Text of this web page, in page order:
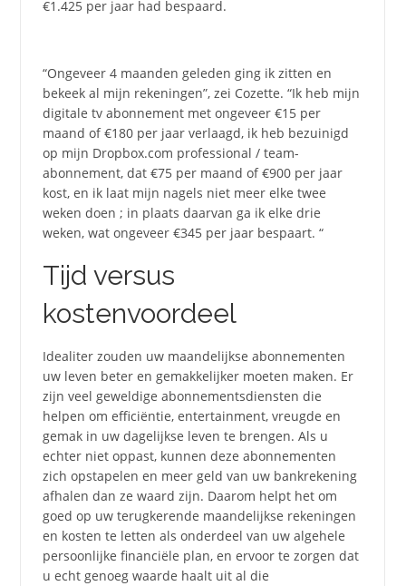
€1.425 per jaar had bespaard.
“Ongeveer 4 maanden geleden ging ik zitten en
bekeek al mijn rekeningen”, zei Cozette. “Ik heb mijn
digitale tv abonnement met ongeveer €15 per
maand of €180 per jaar verlaagd, ik heb bezuinigd
op mijn Dropbox.com professional / team-
abonnement, dat €75 per maand of €900 per jaar
kost, en ik laat mijn nagels niet meer elke twee
weken doen ; in plaats daarvan ga ik elke drie
weken, wat ongeveer €345 per jaar bespaart. “
Tijd versus
kostenvoordeel
Idealiter zouden uw maandelijkse abonnementen
uw leven beter en gemakkelijker moeten maken. Er
zijn veel geweldige abonnementsdiensten die
helpen om efficiëntie, entertainment, vreugde en
gemak in uw dagelijkse leven te brengen. Als u
echter niet oppast, kunnen deze abonnementen
zich opstapelen en meer geld van uw bankrekening
afhalen dan ze waard zijn. Daarom helpt het om
goed op uw terugkerende maandelijkse rekeningen
en kosten te letten als onderdeel van uw algehele
persoonlijke financiële plan, en ervoor te zorgen dat
u echt genoeg waarde haalt uit al die